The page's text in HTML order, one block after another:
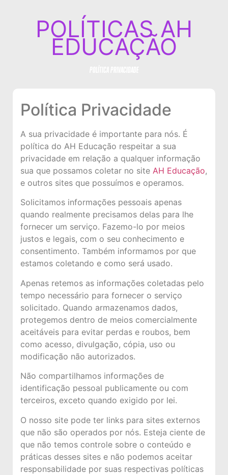
POLÍTICAS AH
EDUCAÇÃO
Política Privacidade
A sua privacidade é importante para nós. É
política do AH Educação respeitar a sua
privacidade em relação a qualquer informação
sua que possamos coletar no site AH Educação,
e outros sites que possuímos e operamos.
Solicitamos informações pessoais apenas
quando realmente precisamos delas para lhe
fornecer um serviço. Fazemo-lo por meios
justos e legais, com o seu conhecimento e
consentimento. Também informamos por que
estamos coletando e como será usado.
Apenas retemos as informações coletadas pelo
tempo necessário para fornecer o serviço
solicitado. Quando armazenamos dados,
protegemos dentro de meios comercialmente
aceitáveis ​​para evitar perdas e roubos, bem
como acesso, divulgação, cópia, uso ou
modificação não autorizados.
Não compartilhamos informações de
identificação pessoal publicamente ou com
terceiros, exceto quando exigido por lei.
O nosso site pode ter links para sites externos
que não são operados por nós. Esteja ciente de
que não temos controle sobre o conteúdo e
práticas desses sites e não podemos aceitar
responsabilidade por suas respectivas políticas